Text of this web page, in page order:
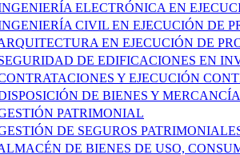
ELECTRÓNICA EN
CIVIL EN EJECUCIÓN DE
EN EJECUCIÓN DE
DE EDIFICACIONES EN
Y EJECUCIÓN
DE BIENES Y
PATRIMONIAL
DE SEGUROS
DE BIENES DE USO,